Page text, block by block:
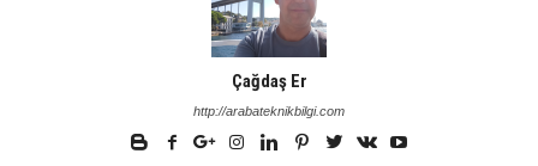
Çağdaş Er
http://arabateknikbilgi.com